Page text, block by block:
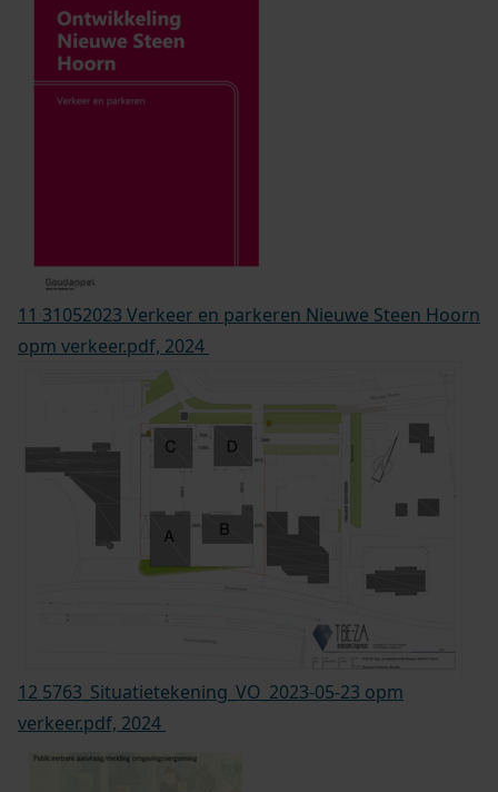
11 31052023 Verkeer en parkeren Nieuwe Steen Hoorn
opm verkeer.pdf, 2024
12 5763_Situatietekening_VO_2023-05-23 opm
verkeer.pdf, 2024